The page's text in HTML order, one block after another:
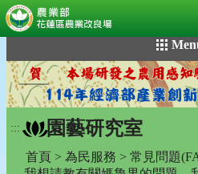
到
主
要
內
容
::: 園藝研究室
首頁 > 為民服務 > 常見問題